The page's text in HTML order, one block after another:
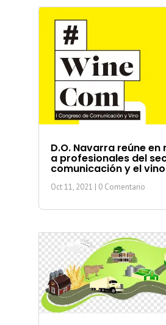
D.O. Navarra reúne
a profesionales del
comunicación y el vino
Oct 11, 2021 | 0 Comentario